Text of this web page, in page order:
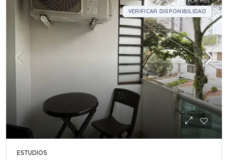
VERIFICAR DISPONIBILIDAD
ESTUDIOS